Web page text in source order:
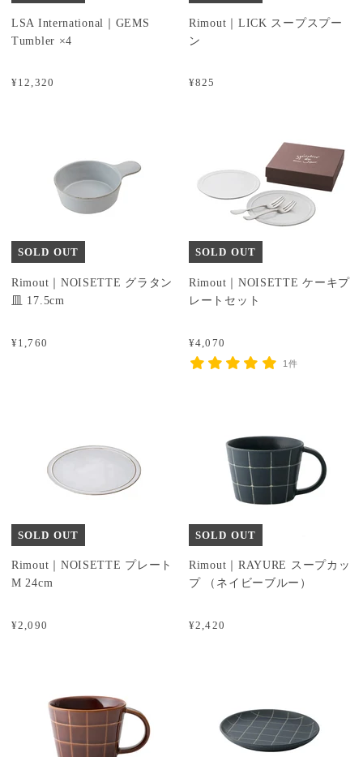
¥12,320
LSA International｜GEMS
Tumbler ×4
¥825
Rimout｜LICK スープスプー
ン
SOLD OUT
¥1,760
Rimout｜NOISETTE グラタン
皿 17.5cm
SOLD OUT
¥4,070
Rimout｜NOISETTE ケーキプ
レートセット
1件
SOLD OUT
¥2,090
Rimout｜NOISETTE プレート
M 24cm
SOLD OUT
¥2,420
Rimout｜RAYURE スープカッ
プ （ネイビーブルー）